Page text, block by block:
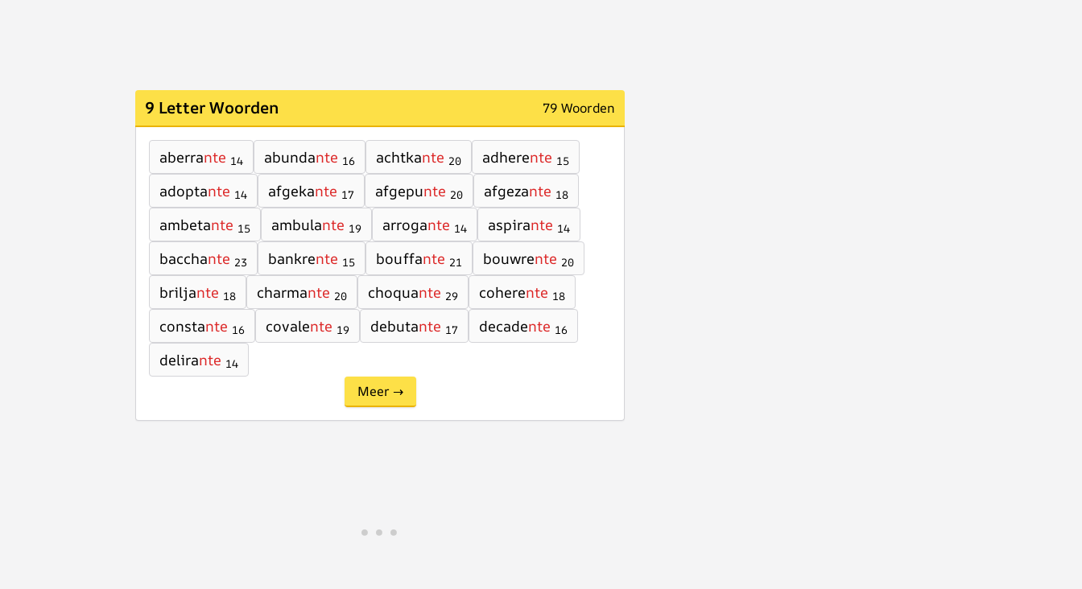
9 Letter Woorden 79 Woorden
aberrante 14 abundante 16 achtkante 20 adherente 15
adoptante 14 afgekante 17 afgepunte 20 afgezante 18
ambetante 15 ambulante 19 arrogante 14 aspirante 14
bacchante 23 bankrente 15 bouffante 21 bouwrente 20
briljante 18 charmante 20 choquante 29 coherente 18
constante 16 covalente 19 debutante 17 decadente 16
delirante 14
Meer →